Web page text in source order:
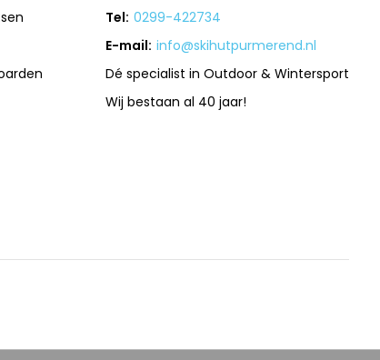
Tel: 0299-422734
E-mail: info@skihutpurmerend.nl
Dé specialist in Outdoor & Wintersport
Wij bestaan al 40 jaar!